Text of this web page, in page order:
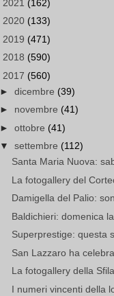
2021 (162)
2020 (133)
2019 (471)
2018 (590)
2017 (560)
► dicembre (39)
► novembre (41)
► ottobre (41)
▼ settembre (112)
Santa Maria Nuova:
La fotogallery del
Damigella del Palio:
Baldichieri: domenica
Superprestige: questa
San Lazzaro ha
La fotogallery della
I numeri vincenti della